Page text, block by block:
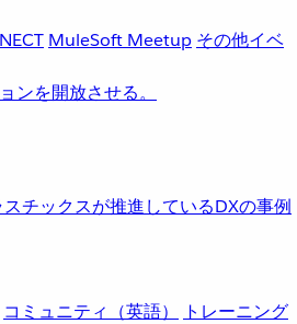
MuleSoft Meetup その他イベ
チックスが推進しているDXの事例
コミュニティ（英語）
トレーニング